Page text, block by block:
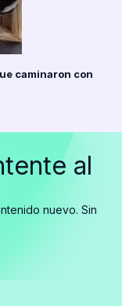
caminaron con
al
nuevo. Sin